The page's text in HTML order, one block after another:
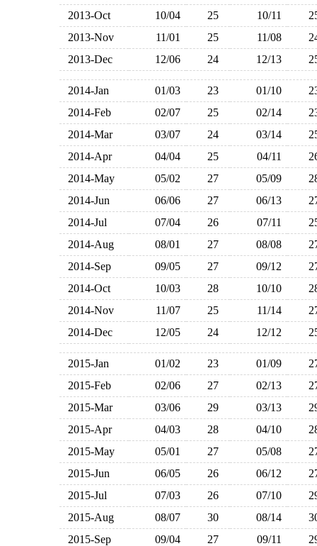
2013-Oct
10/04 25 10/11
2013-Nov
11/01 25 11/08
2013-Dec
12/06 24 12/13
2014-Jan 01/03 23 01/10
2014-Feb
02/07 25 02/14
2014-Mar
03/07 24 03/14
2014-Apr
04/04 25 04/11
2014-May
05/02 27 05/09
2014-Jun
06/06 27 06/13
2014-Jul
07/04 26 07/11
2014-Aug
08/01 27 08/08
2014-Sep
09/05 27 09/12
2014-Oct
10/03 28 10/10
2014-Nov
11/07 25 11/14
2014-Dec
12/05 24 12/12
2015-Jan 01/02 23 01/09
2015-Feb
02/06 27 02/13
2015-Mar
03/06 29 03/13
2015-Apr
04/03 28 04/10
2015-May
05/01 27 05/08
2015-Jun
06/05 26 06/12
2015-Jul
07/03 26 07/10
2015-Aug
08/07 30 08/14
2015-Sep
09/04 27 09/11